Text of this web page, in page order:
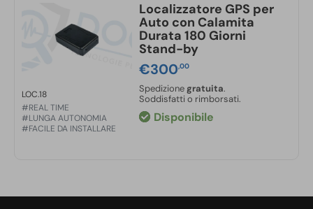
LOC.18
#REAL TIME
#LUNGA AUTONOMIA
#FACILE DA INSTALLARE
Localizzatore GPS per
Auto con Calamita
Durata 180 Giorni
Stand-by
€300,00
Spedizione gratuita.
Soddisfatti o rimborsati.
Disponibile